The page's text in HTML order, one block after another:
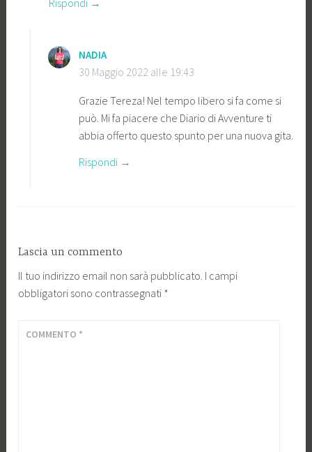
NADIA
30 Maggio 2022 alle 19:43
Grazie Tereza! Nel tempo libero si fa come si
può. Mi fa piacere che Diario di Avventure ti
abbia offerto questo spunto per una nuova gita.
Rispondi
Lascia un commento
Il tuo indirizzo email non sarà pubblicato. I campi
obbligatori sono contrassegnati *
COMMENTO *